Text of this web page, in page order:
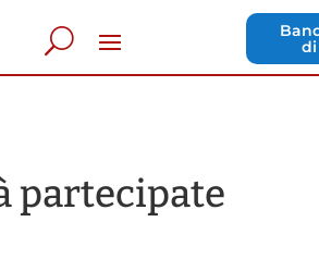
partecipate